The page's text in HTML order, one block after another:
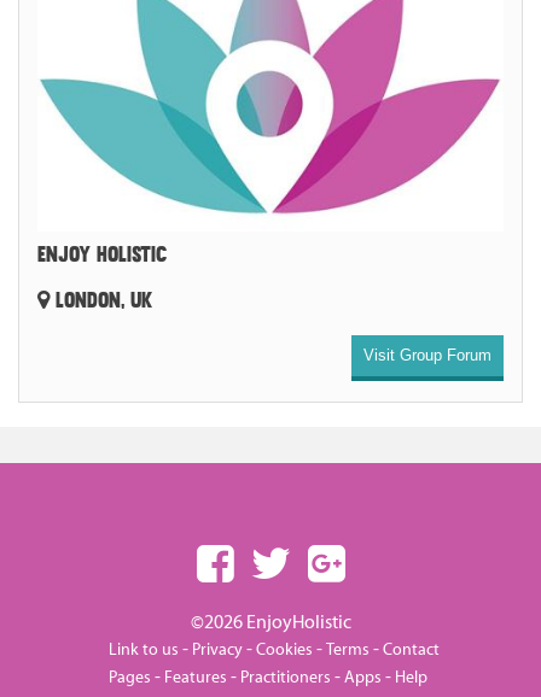
ENJOY HOLISTIC
LONDON, UK
Visit Group Forum
©2026 EnjoyHolistic
Link to us - Privacy-Cookies -Terms -Contact
Pages - Features - Practitioners -Apps - Help